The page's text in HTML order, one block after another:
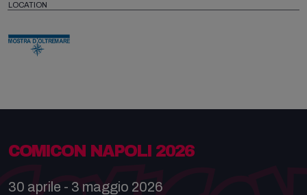
LOCATION
COMICON NAPOLI 2026
30 aprile - 3 maggio 2026